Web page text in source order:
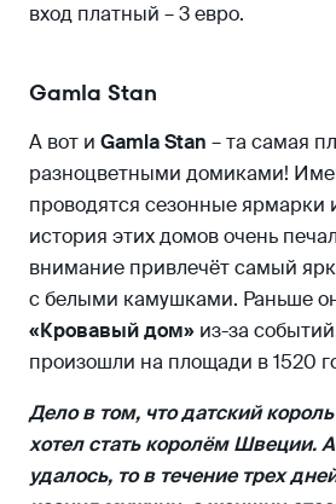
вход платный – 3 евро.
Gamla Stan
А вот и Gamla Stan – та самая
разноцветными домиками!
проводятся сезонные ярмарки
история этих домов очень
внимание привлечёт самый
с белыми камушками. Раньше
«Кровавый дом» из-за
произошли на площади в 1520
Дело в том, что датский
хотел стать королём Швеции.
удалось, то в течение трех